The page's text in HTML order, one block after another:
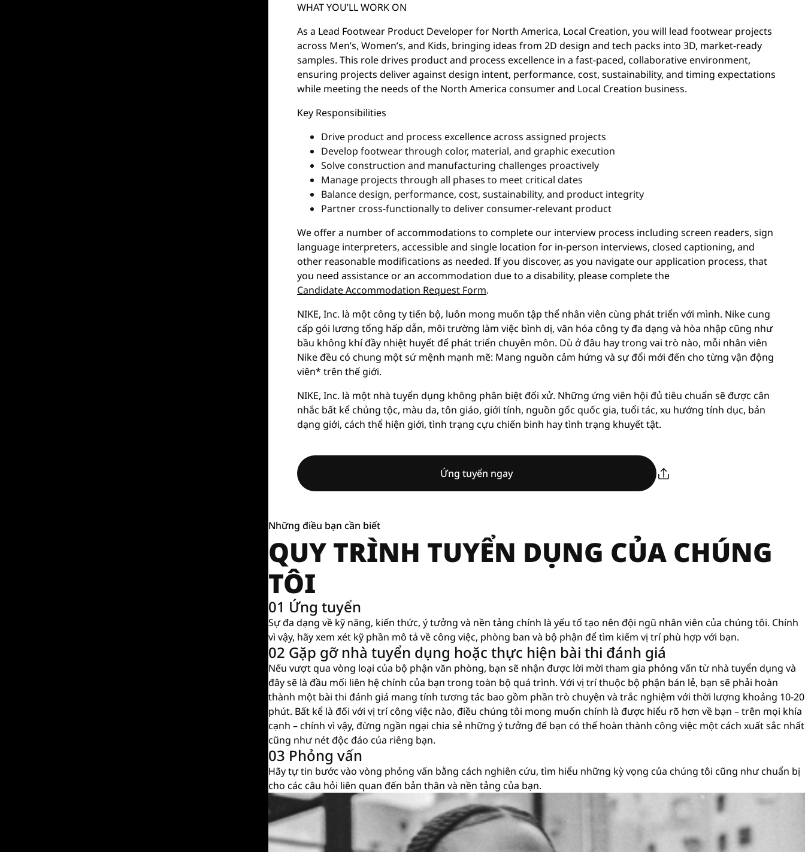
WHAT YOU’LL WORK ON
As a Lead Footwear Product Developer for North America, Local Creation, you will lead footwear projects
across Men’s, Women’s, and Kids, bringing ideas from 2D design and tech packs into 3D, market-ready
samples. This role drives product and process excellence in a fast-paced, collaborative environment,
ensuring projects deliver against design intent, performance, cost, sustainability, and timing expectations
while meeting the needs of the North America consumer and Local Creation business.
Key Responsibilities
Drive product and process excellence across assigned projects
Develop footwear through color, material, and graphic execution
Solve construction and manufacturing challenges proactively
Manage projects through all phases to meet critical dates
Balance design, performance, cost, sustainability, and product integrity
Partner cross-functionally to deliver consumer-relevant product
We offer a number of accommodations to complete our interview process including screen readers, sign
language interpreters, accessible and single location for in-person interviews, closed captioning, and
other reasonable modifications as needed. If you discover, as you navigate our application process, that
you need assistance or an accommodation due to a disability, please complete the
Candidate Accommodation Request Form.
NIKE, Inc. là một công ty tiến bộ, luôn mong muốn tập thể nhân viên cùng phát triển với mình. Nike cung
cấp gói lương tổng hấp dẫn, môi trường làm việc bình dị, văn hóa công ty đa dạng và hòa nhập cũng như
bầu không khí đầy nhiệt huyết để phát triển chuyên môn. Dù ở đâu hay trong vai trò nào, mỗi nhân viên
Nike đều có chung một sứ mệnh mạnh mẽ: Mang nguồn cảm hứng và sự đổi mới đến cho từng vận động
viên* trên thế giới.
NIKE, Inc. là một nhà tuyển dụng không phân biệt đối xử. Những ứng viên hội đủ tiêu chuẩn sẽ được cân
nhắc bất kể chủng tộc, màu da, tôn giáo, giới tính, nguồn gốc quốc gia, tuổi tác, xu hướng tính dục, bản
dạng giới, cách thể hiện giới, tình trạng cựu chiến binh hay tình trạng khuyết tật.
Ứng tuyển ngay
Những điều bạn cần biết
QUY TRÌNH TUYỂN DỤNG CỦA CHÚNG
TÔI
01 Ứng tuyển
Sự đa dạng về kỹ năng, kiến ​​thức, ý tưởng và nền tảng chính là yếu tố tạo nên đội ngũ nhân viên của chúng tôi. Chính
vì vậy, hãy xem xét kỹ phần mô tả về công việc, phòng ban và bộ phận để tìm kiếm vị trí phù hợp với bạn.
02 Gặp gỡ nhà tuyển dụng hoặc thực hiện bài thi đánh giá
Nếu vượt qua vòng loại của bộ phận văn phòng, bạn sẽ nhận được lời mời tham gia phỏng vấn từ nhà tuyển dụng và
đây sẽ là đầu mối liên hệ chính của bạn trong toàn bộ quá trình. Với vị trí thuộc bộ phận bán lẻ, bạn sẽ phải hoàn
thành một bài thi đánh giá mang tính tương tác bao gồm phần trò chuyện và trắc nghiệm với thời lượng khoảng 10-20
phút. Bất kể là đối với vị trí công việc nào, điều chúng tôi mong muốn chính là được hiểu rõ hơn về bạn – trên mọi khía
cạnh – chính vì vậy, đừng ngần ngại chia sẻ những ý tưởng để bạn có thể hoàn thành công việc một cách xuất sắc nhất
cũng như nét độc đáo của riêng bạn.
03 Phỏng vấn
Hãy tự tin bước vào vòng phỏng vấn bằng cách nghiên cứu, tìm hiểu những kỳ vọng của chúng tôi cũng như chuẩn bị
cho các câu hỏi liên quan đến bản thân và nền tảng của bạn.